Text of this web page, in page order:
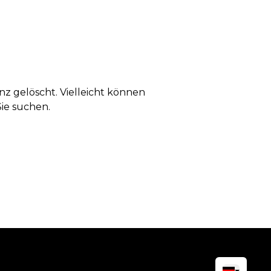
gelöscht. Vielleicht können
suchen.